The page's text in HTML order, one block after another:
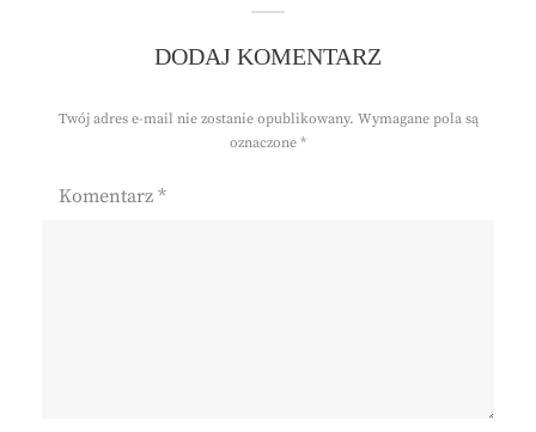
DODAJ KOMENTARZ
Twój adres e-mail nie zostanie opublikowany. Wymagane pola są
oznaczone *
Komentarz *